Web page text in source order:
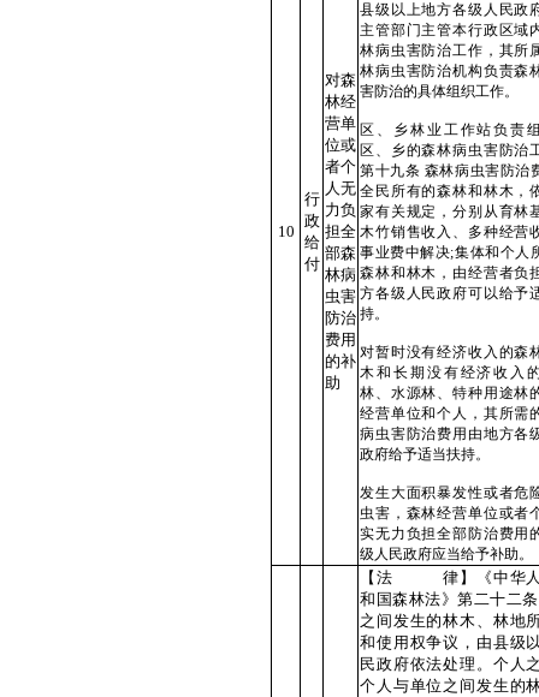
10
行
政
给
付
对森
林经
营单
位或
者个
人无
力负
担全
部森
林病
虫害
防治
费用
的补
助
县级以上地方各级人民政
主管部门主管本行政区域
林病虫害防治工作，其所
林病虫害防治机构负责森
害防治的具体组织工作。
区、乡林业工作站负责
区、乡的森林病虫害防治
第十九条 森林病虫害防治
全民所有的森林和林木，
家有关规定，分别从育林
木竹销售收入、多种经营
事业费中解决;集体和个人
森林和林木，由经营者负
方各级人民政府可以给予
持。
对暂时没有经济收入的森
木和长期没有经济收入
林、水源林、特种用途林
经营单位和个人，其所需
病虫害防治费用由地方各
政府给予适当扶持。
发生大面积暴发性或者危
虫害，森林经营单位或者
实无力负担全部防治费用
级人民政府应当给予补助。
【法 律】《中华人
和国森林法》第二十二
之间发生的林木、林地
和使用权争议，由县级
民政府依法处理。个人
个人与单位之间发生的